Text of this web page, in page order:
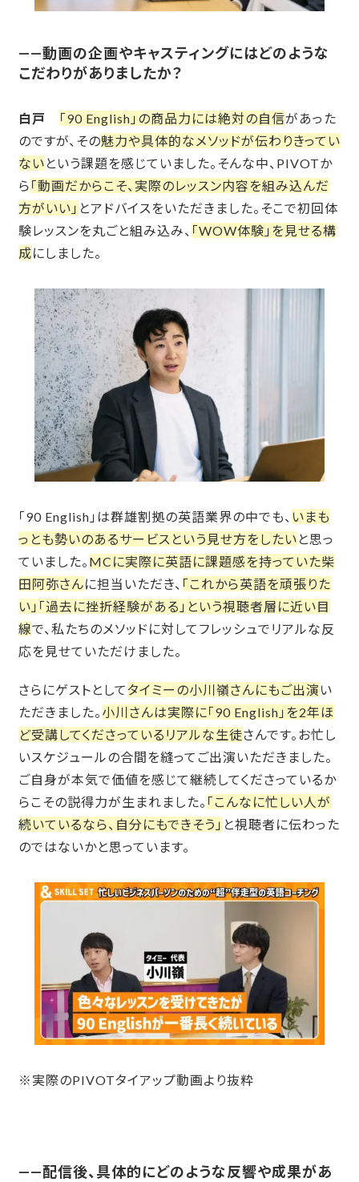
——動画の企画やキャスティングにはどのような
こだわりがありましたか？
白戸 「90 English」の商品力には絶対の自信があった
のですが、その魅力や具体的なメソッドが伝わりきってい
ない という課題を感じていました。そんな中、PIVOTか
ら 「動画だからこそ、実際のレッスン内容を組み込んだ
方がいい」 とアドバイスをいただきました。そこで初回体
験レッスンを丸ごと組み込み、 「WOW体験」を見せる構
成にしました。
「90 English」は群雄割拠の英語業界の中でも、 いまも
っとも勢いのあるサービスという見せ方をしたい と思っ
ていました。 MCに実際に英語に課題感を持っていた柴
田阿弥さんに担当いただき、 「これから英語を頑張りた
い」「過去に挫折経験がある」という視聴者層に近い目
線で、私たちのメソッドに対してフレッシュでリアルな反
応を見せていただけました。
さらにゲストとしてタイミーの小川嶺さんにもご出演 い
ただきました。 小川さんは実際に「90 English」を2年ほ
ど受講してくださっているリアルな生徒さんです。お忙し
いスケジュールの合間を縫ってご出演いただきました。
ご自身が本気で価値を感じて継続してくださっているか
らこその説得力が生まれました。 「こんなに忙しい人が
続いているなら、自分にもできそう」 と視聴者に伝わった
のではないかと思っています。
※実際のPIVOTタイアップ動画より抜粋
——配信後、具体的にどのような反響や成果があ